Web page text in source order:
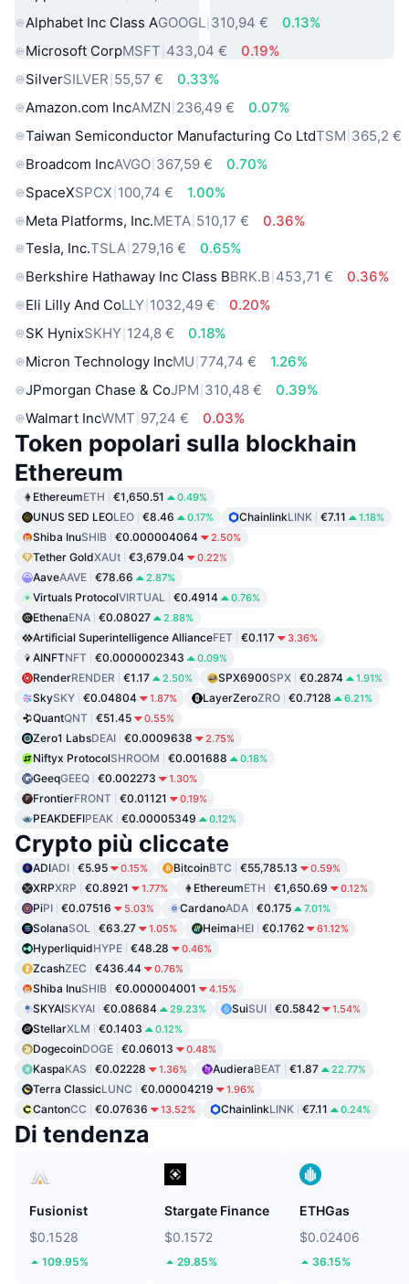
Alphabet Inc Class AGOOGL 310,94 €
0.13%
Microsoft CorpMSFT 433,04 €
0.19%
SilverSILVER 55,57 €
0.33%
Amazon.com IncAMZN 236,49 €
0.07%
Taiwan Semiconductor Manufacturing Co LtdTSM 365,2 €
Broadcom IncAVGO 367,59 €
0.70%
SpaceXSPCX 100,74 €
1.00%
Meta Platforms, Inc.META 510,17 €
0.36%
Tesla, Inc.TSLA 279,16 €
0.65%
Berkshire Hathaway Inc Class BBRK.B 453,71 €
0.36%
Eli Lilly And CoLLY 1032,49 €
0.20%
SK HynixSKHY 124,8 €
0.18%
Micron Technology IncMU 774,74 €
1.26%
JPmorgan Chase & CoJPM 310,48 €
0.39%
Walmart IncWMT 97,24 € 0.03%
Token popolari sulla blockhain
Ethereum
EthereumETH €1,650.51 0.49%
UNUS SED LEOLEO €8.46 0.17% ChainlinkLINK €7.11 1.18%
Shiba InuSHIB €0.000004064 2.50%
Tether GoldXAUt €3,679.04 0.22%
AaveAAVE €78.66 2.87%
Virtuals ProtocolVIRTUAL €0.4914 0.76%
EthenaENA €0.08027 2.88%
Artificial Superintelligence AllianceFET €0.117 3.36%
AINFTNFT €0.0000002343 0.09%
RenderRENDER €1.17 2.50% SPX6900SPX €0.2874 1.91%
SkySKY €0.04804 1.87% LayerZeroZRO €0.7128 6.21%
QuantQNT €51.45 0.55%
Zero1 LabsDEAI €0.0009638 2.75%
Niftyx ProtocolSHROOM €0.001688 0.18%
GeeqGEEQ €0.002273 1.30%
FrontierFRONT €0.01121 0.19%
PEAKDEFIPEAK €0.00005349 0.12%
Crypto più cliccate
ADIADI €5.95 0.15% BitcoinBTC €55,785.13 0.59%
XRPXRP €0.8921 1.77% EthereumETH €1,650.69 0.12%
PiPI €0.07516 5.03% CardanoADA €0.175 7.01%
SolanaSOL €63.27 1.05% HeimaHEI €0.1762 61.12%
HyperliquidHYPE €48.28 0.46%
ZcashZEC €436.44 0.76%
Shiba InuSHIB €0.000004001 4.15%
SKYAISKYAI €0.08684 29.23% SuiSUI €0.5842 1.54%
StellarXLM €0.1403 0.12%
DogecoinDOGE €0.06013 0.48%
KaspaKAS €0.02228 1.36% AudieraBEAT €1.87 22.77%
Terra ClassicLUNC €0.00004219 1.96%
CantonCC €0.07636 13.52% ChainlinkLINK €7.11 0.24%
Di tendenza
Fusionist
$0.1528
109.95%
Stargate Finance
$0.1572
29.85%
ETHGas
$0.02406
36.15%